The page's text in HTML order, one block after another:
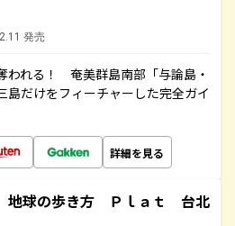
発売
われる！ 奄美群島南部「与論島・
島だけをフィーチャーした完全ガイ
詳細を見る
地球の歩き方 Ｐｌａｔ 台北